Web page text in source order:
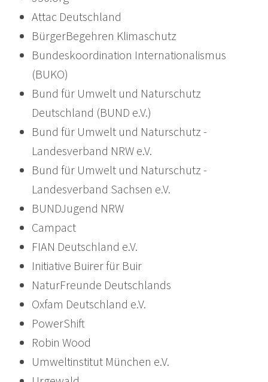
Attac Deutschland
BürgerBegehren Klimaschutz
Bundeskoordination Internationalismus
(BUKO)
Bund für Umwelt und Naturschutz
Deutschland (BUND e.V.)
Bund für Umwelt und Naturschutz -
Landesverband NRW e.V.
Bund für Umwelt und Naturschutz -
Landesverband Sachsen e.V.
BUNDJugend NRW
Campact
FIAN Deutschland e.V.
Initiative Buirer für Buir
NaturFreunde Deutschlands
Oxfam Deutschland e.V.
PowerShift
Robin Wood
Umweltinstitut München e.V.